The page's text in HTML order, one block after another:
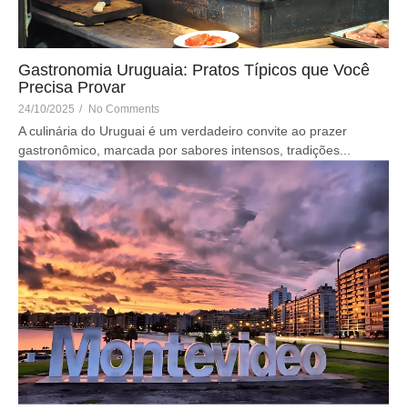
Gastronomia Uruguaia: Pratos Típicos que Você
Precisa Provar
24/10/2025 / No Comments
A culinária do Uruguai é um verdadeiro convite ao prazer
gastronômico, marcada por sabores intensos, tradições...